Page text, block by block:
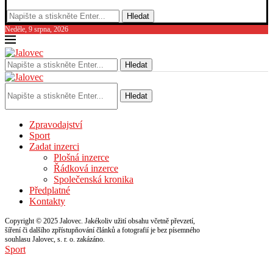
Hledat
Neděle, 9 srpna, 2026
Hledat
Hledat
Zpravodajství
Sport
Zadat inzerci
Plošná inzerce
Řádková inzerce
Společenská kronika
Předplatné
Kontakty
Copyright © 2025 Jalovec. Jakékoliv užití obsahu včetně převzetí,
šíření či dalšího zpřístupňování článků a fotografií je bez písemného
souhlasu Jalovec, s. r. o. zakázáno.
Sport